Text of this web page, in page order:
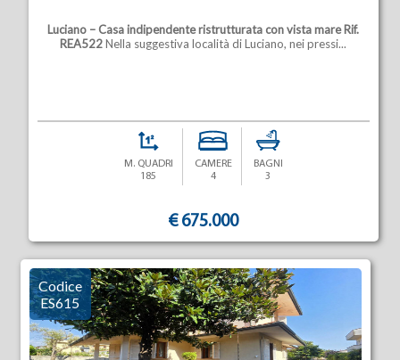
Luciano – Casa indipendente ristrutturata con vista mare Rif.
REA522Nella suggestiva località di Luciano, nei pressi...
M. QUADRI
185
CAMERE
4
BAGNI
3
€ 675.000
Codice
ES615